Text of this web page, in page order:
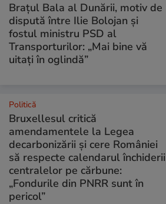
Brațul Bala al Dunării, motiv de
dispută între Ilie Bolojan și
fostul ministru PSD al
Transporturilor: „Mai bine vă
uitați în oglindă”
Politică
Bruxellesul critică
amendamentele la Legea
decarbonizării și cere României
să respecte calendarul închiderii
centralelor pe cărbune:
„Fondurile din PNRR sunt în
pericol”